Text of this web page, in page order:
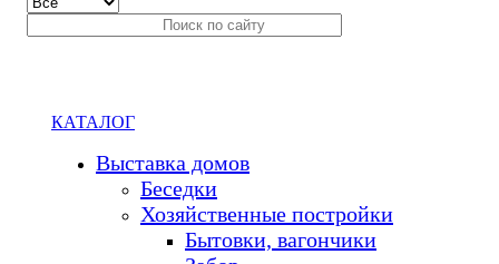
КАТАЛОГ
Выставка домов
Беседки
Хозяйственные постройки
Бытовки, вагончики